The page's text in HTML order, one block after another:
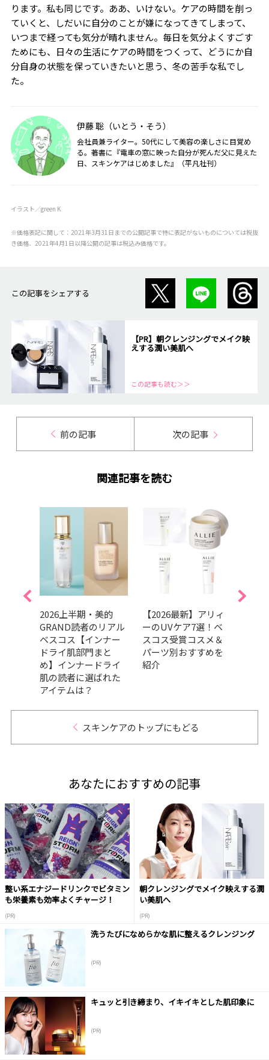
ります。私も同じです。ああ、いけない。ケアの時間を削っ
ていくと、しだいに自分のことが嫌になってきてしまって、
いつまで経っても気分が晴れません。毎日を気分よくすごす
ためにも、日々の生活にケアの時間をつくって、どうにか自
分自身の状態を保っていきたいと思う、冬の苦手な私でし
た。
伊藤 聡（いとう・そう）
会社員兼ライター。50代にして美容の楽しさに目覚め
る。著書に『電車の窓に映った自分が死んだ父に見えた
日、スキンケアはじめました』（平凡社刊）
イラスト／green K
※価格表記に関して：2021年3月31日までの公開記事で特に表記がないものについては税抜
き価格、2021年4月1日以降公開の記事は税込み価格です。
この記事をシェアする
【PR】朝クレンジングでメイク映
えする潤い美肌へ
この記事も読む＞＞
前の記事 次の記事
関連記事を読む
2026上半期・美的
GRAND読者のリアル
ベスコス【インナー
ドライ肌部門まと
め】インナードライ
肌の読者に選ばれた
アイテムは？
【2026最新】アリィ
ーのUVケア7選！ベ
スコス受賞コスメ＆
パーツ別おすすめを
紹介
スキンケアのトップにもどる
あなたにおすすめの記事
整い系エナジードリンクでビタミン
も栄養素も効率よくチャージ！
(PR)
朝クレンジングでメイク映えする潤
い美肌へ
(PR)
洗うたびになめらかな肌に整えるクレンジング
(PR)
キュッと引き締まり、イキイキとした肌印象に
(PR)